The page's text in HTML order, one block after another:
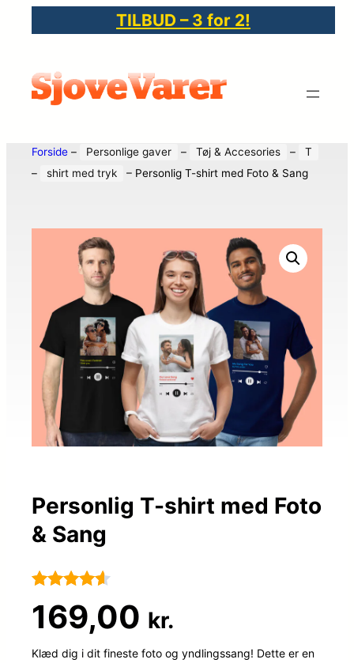
TILBUD – 3 for 2!
Forside – Personlige gaver – Tøj & Accesories –
T
–
shirt med tryk – Personlig T-shirt med Foto & Sang
Personlig T-shirt med Foto
& Sang
som4.5
ud af 5
169,00 kr.
Klæd dig i dit fineste foto og yndlingssang! Dette er en